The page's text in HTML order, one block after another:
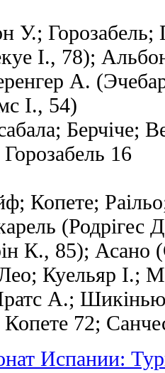
У.;
І., 78);
А.
І., 54)
Берчіче;
Горозабель 16
Копете;
(Родрiгес
К., 85); Асано
Куельяр I.;
А.; Шикінью
Копете 72;
Испании: